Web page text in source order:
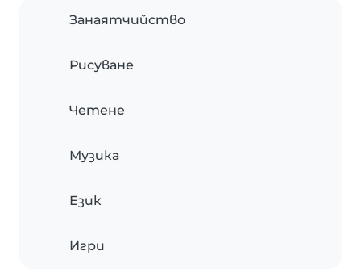
Занаятчийство
Рисуване
Четене
Музика
Език
Игри